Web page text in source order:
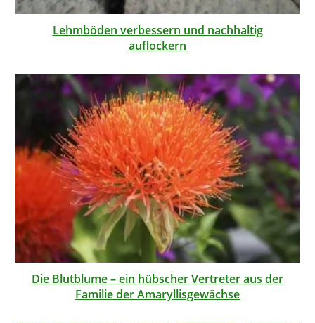
Lehmböden verbessern und nachhaltig
auflockern
Die Blutblume – ein hübscher Vertreter aus der
Familie der Amaryllisgewächse